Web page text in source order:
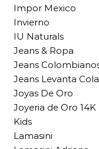
Impor Mexico
Invierno
IU Naturals
Jeans & Ropa
Jeans
Jeans Levanta Cola
Joyas De Oro
Joyeria de Oro 14K
Kids
Lamasini